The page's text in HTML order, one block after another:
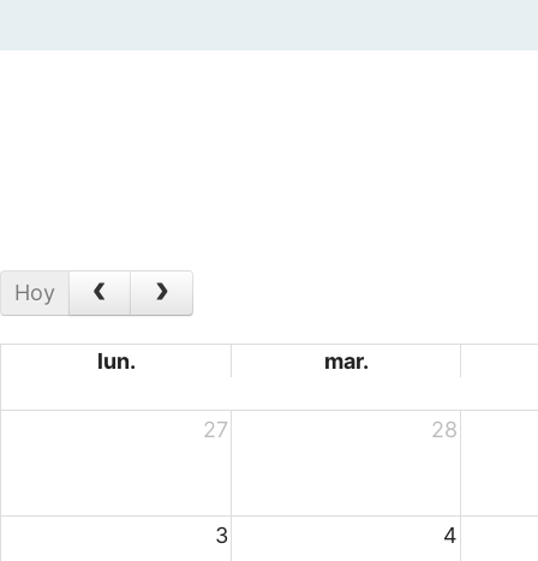
Hoy
lun. mar.
27 28
3 4